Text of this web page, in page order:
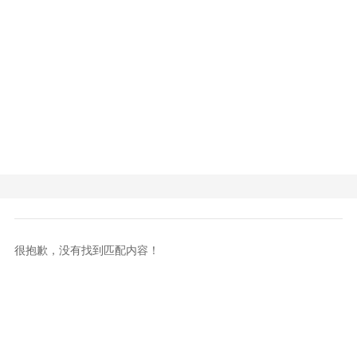
很抱歉，没有找到匹配内容！